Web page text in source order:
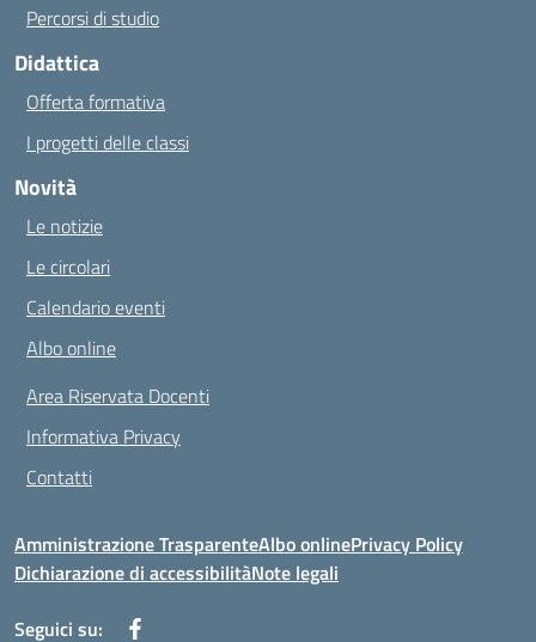
Percorsi di studio
Didattica
Offerta formativa
I progetti delle classi
Novità
Le notizie
Le circolari
Calendario eventi
Albo online
Area Riservata Docenti
Informativa Privacy
Contatti
Amministrazione TrasparenteAlbo onlinePrivacy Policy
Dichiarazione di accessibilitàNote legali
Seguici su: